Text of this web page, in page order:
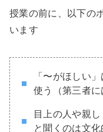
授業の前に、以下の
います
「〜がほしい
使う（第三者に
目上の人や親
と聞くのは文